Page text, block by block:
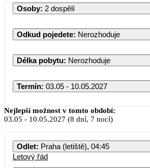
Osoby: 2 dospělí
Odkud pojedete: Nerozhoduje
Délka pobytu: Nerozhoduje
Termín: 03.05 - 10.05.2027
Nejlepší možnost v tomto období:
03.05 - 10.05.2027 (8 dní, 7 nocí)
Odlet: Praha (letiště), 04:45
Letový řád